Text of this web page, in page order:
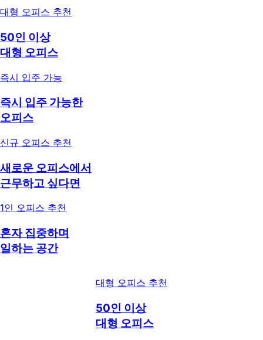
대형 오피스 추천
50인 이상
대형 오피스
즉시 입주 가능
즉시 입주 가능한
오피스
신규 오피스 추천
새로운 오피스에서
근무하고 싶다면
1인 오피스 추천
혼자 집중하며
일하는 공간
대형 오피스 추천
50인 이상
대형 오피스